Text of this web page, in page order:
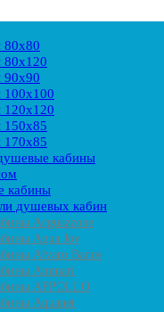
80x80
80x120
150x85
170x85
кабины
кабины
душевых кабин
Acguazzone
Agua Joy
Alvaro Banos
Ammari
APPOLLO
Aquanet